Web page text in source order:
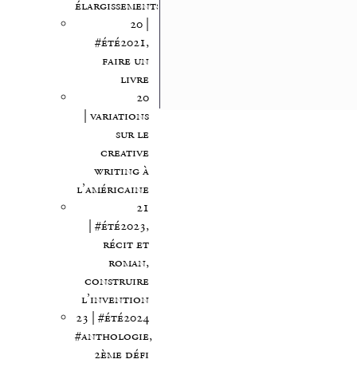
élargissements
20 |
#été2021,
faire un
livre
20
| variations
sur le
creative
writing à
l’américaine
21
| #été2023,
récit et
roman,
construire
l’invention
23 | #été2024
#anthologie,
2ème défi